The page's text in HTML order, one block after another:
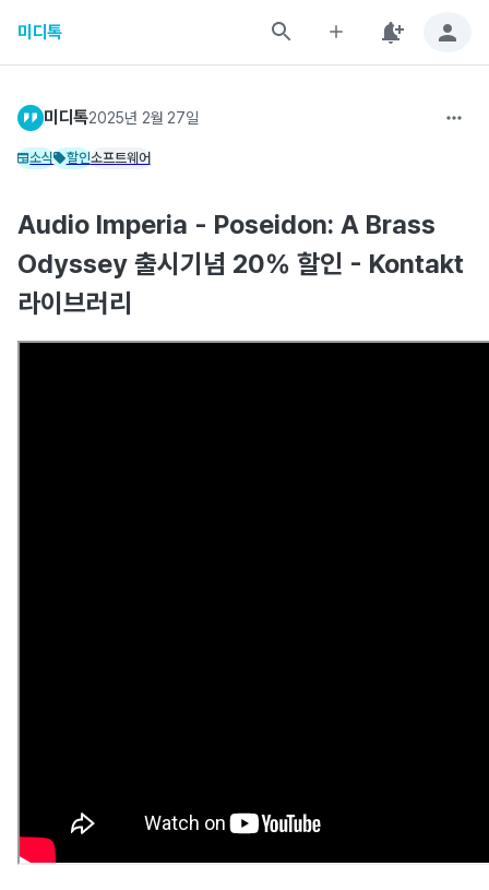
미디톡
미디톡2025년 2월 27일
소식 할인소프트웨어
Audio Imperia - Poseidon: A Brass
Odyssey 출시기념 20% 할인 - Kontakt
라이브러리